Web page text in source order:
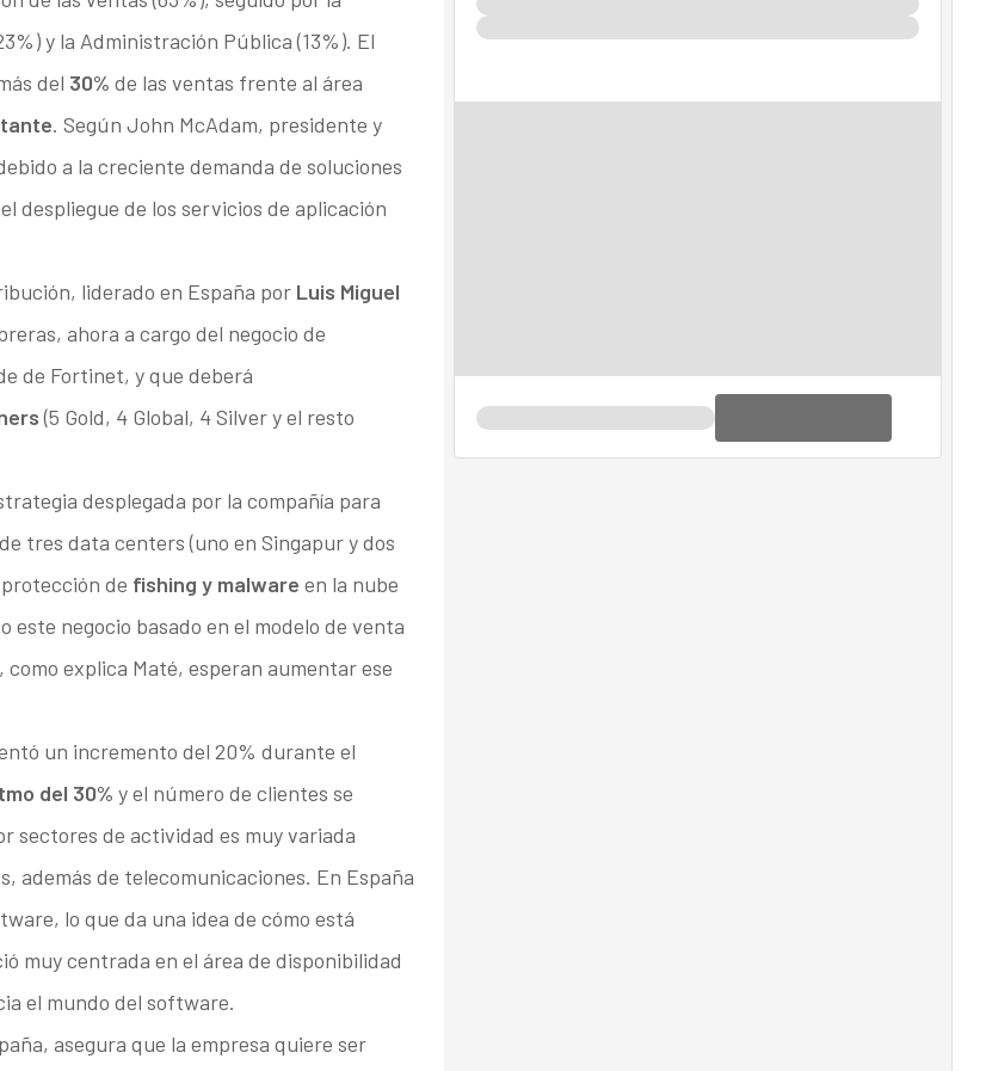
y la Administración Pública (13%). El
del 30% de las ventas frente al área
. Según John McAdam, presidente y
a la creciente demanda de soluciones
despliegue de los servicios de aplicación
liderado en España porLuis Miguel
ahora a cargo del negocio de
de Fortinet, y que deberá
(5 Gold, 4 Global, 4 Silver y el resto
desplegada por la compañía para
tres data centers (uno en Singapur y dos
de fishing y malware en la nube
negocio basado en el modelo de venta
explica Maté, esperan aumentar ese
un incremento del 20% durante el
del 30% y el número de clientes se
sectores de actividad es muy variada
además de telecomunicaciones. En España
lo que da una idea de cómo está
muy centrada en el área de disponibilidad
el mundo del software.
asegura que la empresa quiere ser